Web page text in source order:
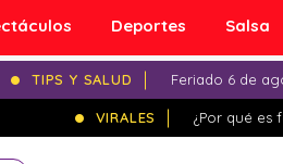
Deportes Salsa
TIPS Y SALUD Feriado 6 de
VIRALES ¿Por qué es